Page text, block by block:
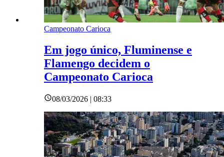
Campeonato Carioca
Em jogo único, Fluminense e
Flamengo decidem o
Campeonato Carioca
08/03/2026 | 08:33